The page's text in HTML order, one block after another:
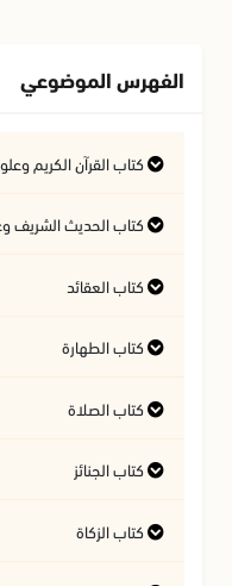
الفهرس الموضوعي
كتاب القرآن الكريم
التفسير وعلوم القرآن
فتاوى متعلقة بالقرآن
آداب تلاوة القرآن الكريم
كتاب الحديث الشريف
فتاوى متعلقة
أسئلة في السيرة النبوية
كتاب العقائد
المسائل المتعلقة
كتاب الطهارة
أحكام المياه
النجاسات وأحكامها
آداب قضاء الحاجة
كتاب الصلاة
أهمية الصلاة
الأذان والإقامة
كتاب الجنائز
أحكام الجنائز
كتاب الزكاة